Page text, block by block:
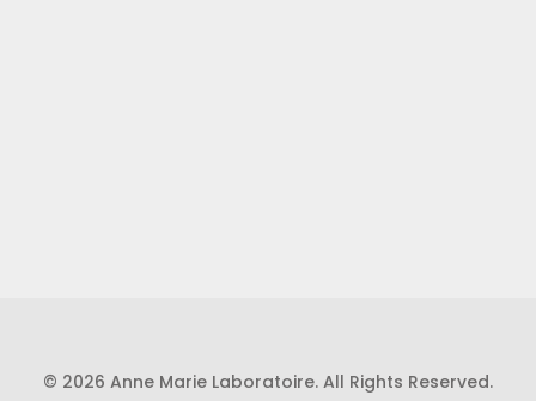
© 2026 Anne Marie Laboratoire. All Rights Reserved.